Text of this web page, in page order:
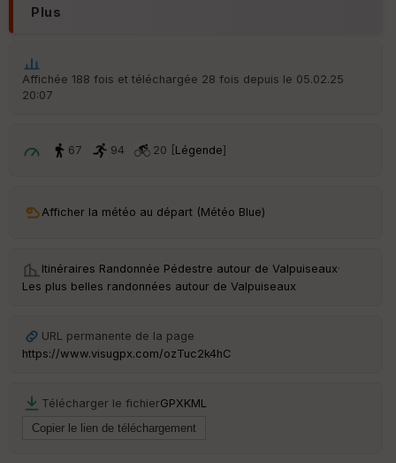
Plus
Affichée 188 fois et téléchargée 28 fois depuis le 05.02.25
20:07
67 94 20 [Légende]
Afficher la météo au départ (Météo Blue)
Itinéraires Randonnée Pédestre autour de Valpuiseaux·
Les plus belles randonnées autour de Valpuiseaux
URL permanente de la page
https://www.visugpx.com/ozTuc2k4hC
Télécharger le fichierGPXKML